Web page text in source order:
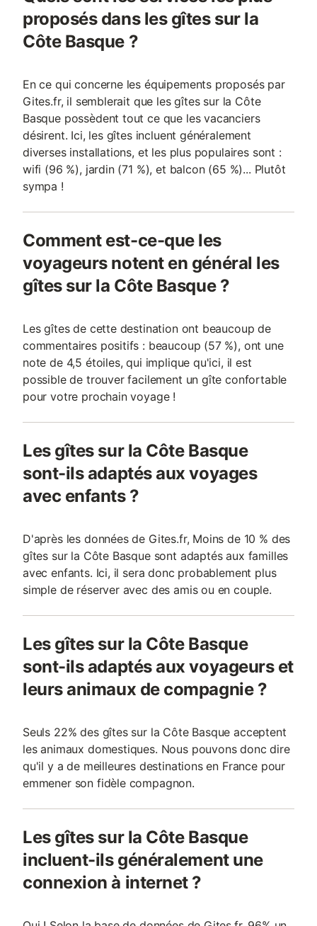
parapluie sans matelas + chaise haute) : - chaise haute : 17
€/semaine - lit bébé : 17 €/semaine - Kit bébé : 30 €/
proposés dans les gîtes sur la
Côte Basque ?
En ce qui concerne les équipements proposés par
Gites.fr, il semblerait que les gîtes sur la Côte
Basque possèdent tout ce que les vacanciers
désirent. Ici, les gîtes incluent généralement
diverses installations, et les plus populaires sont :
wifi (96 %), jardin (71 %), et balcon (65 %)... Plutôt
sympa !
Comment est-ce-que les
voyageurs notent en général les
gîtes sur la Côte Basque ?
Les gîtes de cette destination ont beaucoup de
commentaires positifs : beaucoup (57 %), ont une
note de 4,5 étoiles, qui implique qu'ici, il est
possible de trouver facilement un gîte confortable
pour votre prochain voyage !
Les gîtes sur la Côte Basque
sont-ils adaptés aux voyages
avec enfants ?
D'après les données de Gites.fr, Moins de 10 % des
gîtes sur la Côte Basque sont adaptés aux familles
avec enfants. Ici, il sera donc probablement plus
simple de réserver avec des amis ou en couple.
Les gîtes sur la Côte Basque
sont-ils adaptés aux voyageurs et
leurs animaux de compagnie ?
Seuls 22% des gîtes sur la Côte Basque acceptent
les animaux domestiques. Nous pouvons donc dire
qu'il y a de meilleures destinations en France pour
emmener son fidèle compagnon.
Les gîtes sur la Côte Basque
incluent-ils généralement une
connexion à internet ?